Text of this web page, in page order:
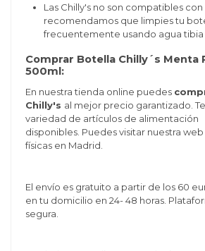
Las Chilly's no son compatibles con
recomendamos que limpies tu
frecuentemente usando agua tibia
Comprar Botella Chilly´s Menta
500ml:
En nuestra tienda online puedes
Chilly's al mejor precio garantizado.
variedad de artículos de alimentación
disponibles. Puedes visitar nuestra
físicas en Madrid.
El envío es gratuito a partir de los 60
en tu domicilio en 24- 48 horas.
segura.